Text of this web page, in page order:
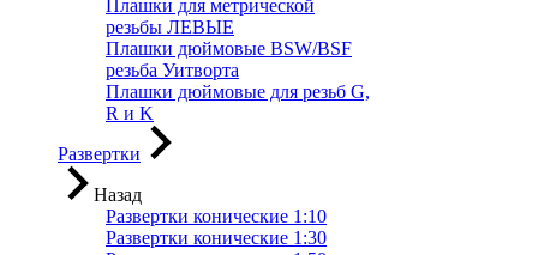
Плашки для метрической
резьбы ЛЕВЫЕ
Плашки дюймовые BSW/BSF
резьба Уитворта
Плашки дюймовые для резьб G,
R и K
Развертки
Назад
Развертки конические 1:10
Развертки конические 1:30